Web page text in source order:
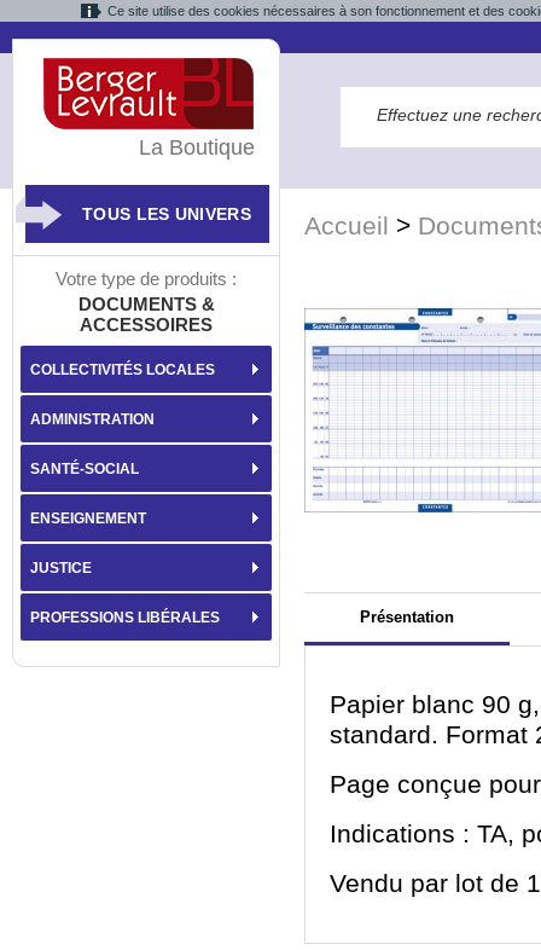
Ce site utilise des cookies nécessaires à son fonctionnement et des
Accueil >
Présentation
Papier blanc 90
standard. Format
Page conçue
Indications : TA,
Vendu par lot de
La Boutique
TOUS LES UNIVERS
Votre type de produits :
DOCUMENTS &
ACCESSOIRES
COLLECTIVITÉS LOCALES
ADMINISTRATION
SANTÉ-SOCIAL
ENSEIGNEMENT
JUSTICE
PROFESSIONS LIBÉRALES